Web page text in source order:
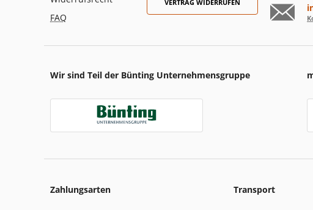
FAQ
VERTRAG WIDERRUFEN
Wir sind Teil der Bünting Unternehmensgruppe
Zahlungsarten Transport